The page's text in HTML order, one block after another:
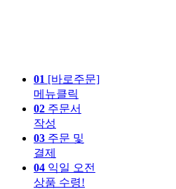
01 [바로주문]
메뉴클릭
02 주문서
작성
03 주문 및
결제
04 익일 오전
상품 수령!